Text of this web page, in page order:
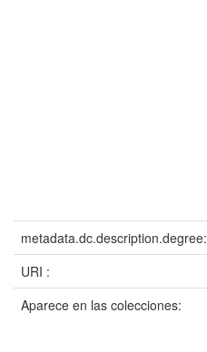
metadata.dc.description.degree:
URI :
Aparece en las colecciones: